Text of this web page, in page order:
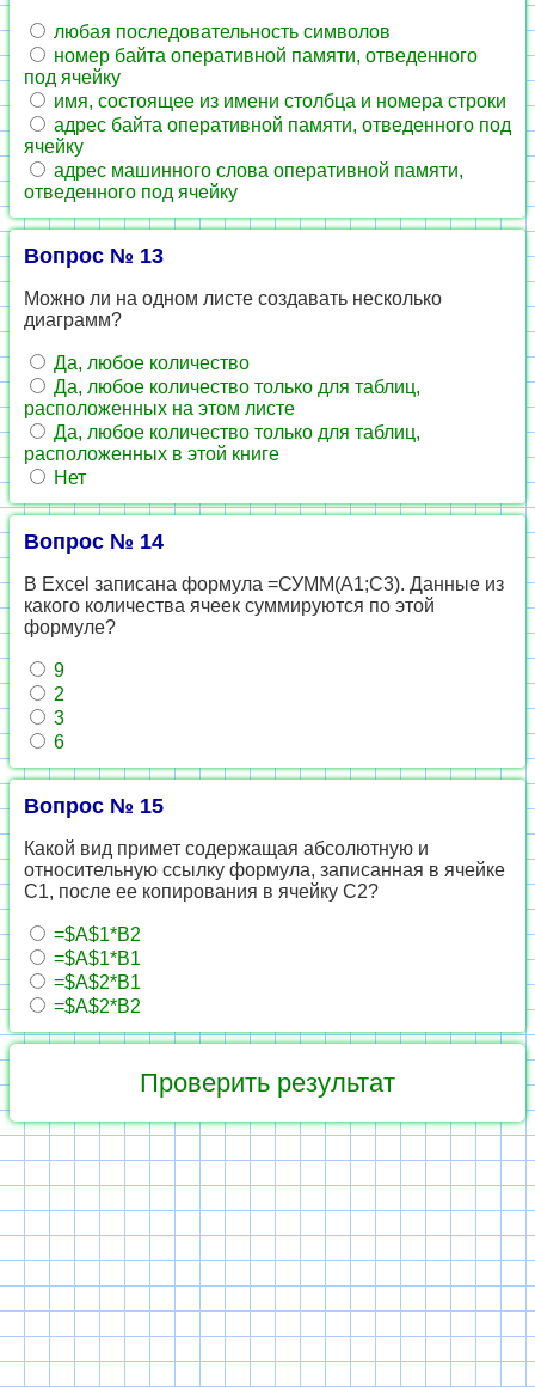
любая последовательность символов
номер байта оперативной памяти, отведенного
под ячейку
имя, состоящее из имени столбца и номера строки
адрес байта оперативной памяти, отведенного под
ячейку
адрес машинного слова оперативной памяти,
отведенного под ячейку
Вопрос № 13
Можно ли на одном листе создавать несколько
диаграмм?
Да, любое количество
Да, любое количество только для таблиц,
расположенных на этом листе
Да, любое количество только для таблиц,
расположенных в этой книге
Нет
Вопрос № 14
В Excel записана формула =СУММ(A1;C3). Данные из
какого количества ячеек суммируются по этой
формуле?
9
2
3
6
Вопрос № 15
Какой вид примет содержащая абсолютную и
относительную ссылку формула, записанная в ячейке
C1, после ее копирования в ячейку C2?
=$A$1*B2
=$A$1*B1
=$A$2*B1
=$A$2*B2